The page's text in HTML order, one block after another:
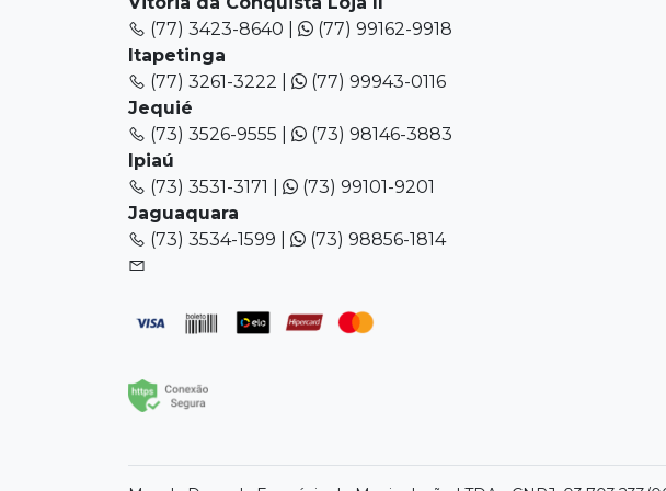
(77) 3423-8640 |
(77) 99162-9918
Itapetinga
(77) 3261-3222 |
(77) 99943-0116
Jequié
(73) 3526-9555 |
(73) 98146-3883
Ipiaú
(73) 3531-3171 |
(73) 99101-9201
Jaguaquara
(73) 3534-1599 |
(73) 98856-1814